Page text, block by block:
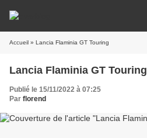
Accueil » Lancia Flaminia GT Touring
Lancia Flaminia GT Touring
Publié le 15/11/2022 à 07:25
Par florend